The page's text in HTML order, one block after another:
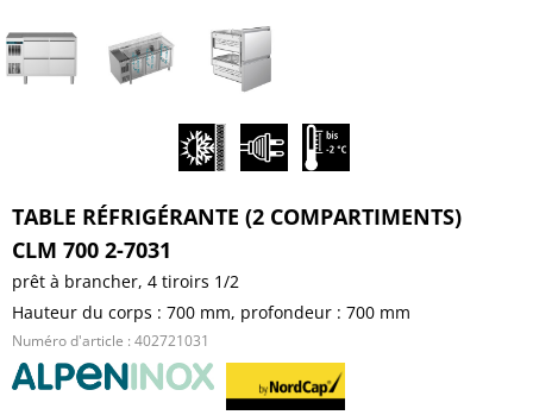
TABLE RÉFRIGÉRANTE (2 COMPARTIMENTS)
CLM 700 2-7031
prêt à brancher, 4 tiroirs 1/2
Hauteur du corps : 700 mm, profondeur : 700 mm
Numéro d'article : 402721031